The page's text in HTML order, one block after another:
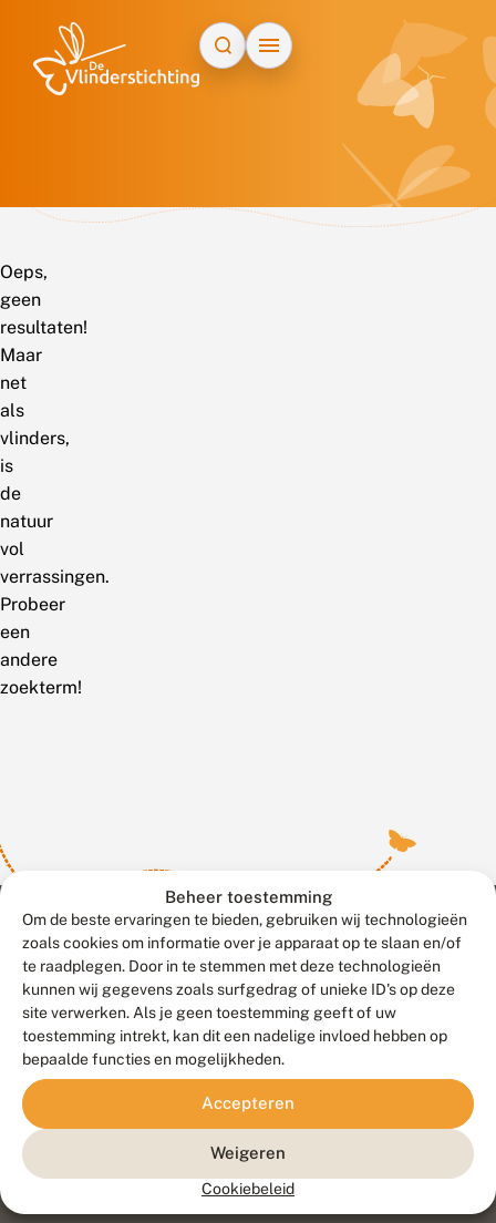
Beheer toestemming
Om de beste ervaringen te bieden, gebruiken wij technologieën
zoals cookies om informatie over je apparaat op te slaan en/of
te raadplegen. Door in te stemmen met deze technologieën
kunnen wij gegevens zoals surfgedrag of unieke ID's op deze
site verwerken. Als je geen toestemming geeft of uw
toestemming intrekt, kan dit een nadelige invloed hebben op
bepaalde functies en mogelijkheden.
Accepteren
Weigeren
Cookiebeleid
Oeps,
geen
resultaten!
Maar
net
als
vlinders,
is
de
natuur
vol
verrassingen.
Probeer
een
andere
zoekterm!
Contact
Veelgestelde vragen
Doneer
Meld waarnemingen© 2026 Vlinderstichting
Duurzaam ontwikkeld door
Go2People
, ontworpen door
Blue Field Agency
Privacy
Disclaimer
Sitemap